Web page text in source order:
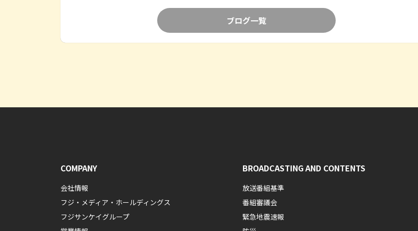
ブログ一覧
COMPANY
会社情報
フジ・メディア・ホールディングス
フジサンケイグループ
BROADCASTING AND CONTENTS
放送番組基準
番組審議会
緊急地震速報